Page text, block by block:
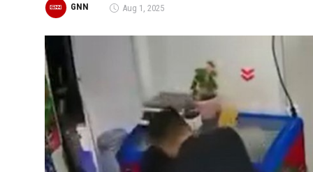
GNN Aug 1, 2025